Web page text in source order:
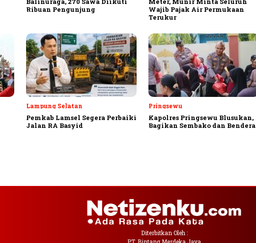
Ribuan Pengunjung
Wajib Pajak Air Permukaan
Terukur
Lampung Selatan
Pemkab Lamsel Segera Perbaiki
Jalan RA Basyid
Pringsewu
Kapolres Pringsewu Blusukan,
Bagikan Sembako dan Bendera
Diterbitkan Oleh :